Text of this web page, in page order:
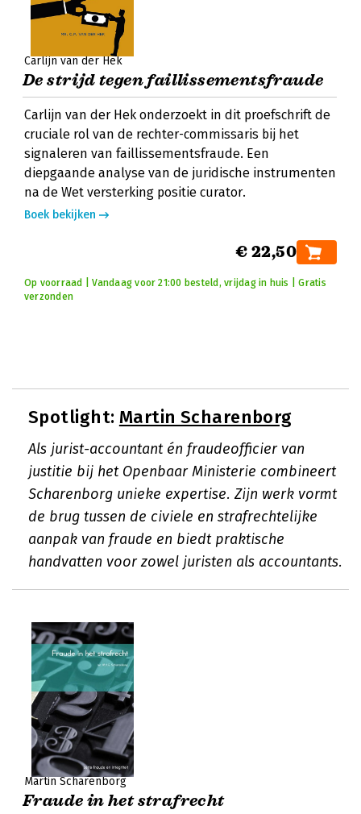
Carlijn van der Hek
De strijd tegen faillissementsfraude
Carlijn van der Hek onderzoekt in dit proefschrift de
cruciale rol van de rechter-commissaris bij het
signaleren van faillissementsfraude. Een
diepgaande analyse van de juridische instrumenten
na de Wet versterking positie curator.
Boek bekijken
€ 22,50
Op voorraad | Vandaag voor 21:00 besteld, vrijdag in huis | Gratis
verzonden
Spotlight: Martin Scharenborg
Als jurist-accountant én fraudeofficier van
justitie bij het Openbaar Ministerie combineert
Scharenborg unieke expertise. Zijn werk vormt
de brug tussen de civiele en strafrechtelijke
aanpak van fraude en biedt praktische
handvatten voor zowel juristen als accountants.
Martin Scharenborg
Fraude in het strafrecht